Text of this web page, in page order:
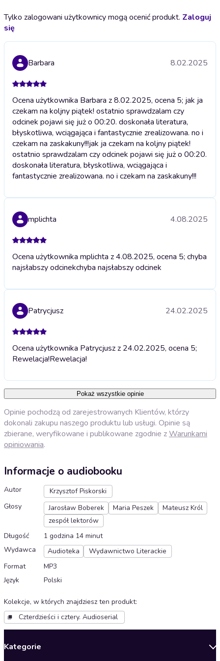
Tylko zalogowani użytkownicy mogą ocenić produkt. Zaloguj
się
Barbara 8.02.2025
Ocena użytkownika Barbara z 8.02.2025, ocena 5; jak ja
czekam na koljny piątek! ostatnio sprawdzalam czy
odcinek pojawi się już o 00:20. doskonała literatura,
błyskotliwa, wciągająca i fantastycznie zrealizowana. no i
czekam na zaskakuny!!!jak ja czekam na koljny piątek!
ostatnio sprawdzalam czy odcinek pojawi się już o 00:20.
doskonała literatura, błyskotliwa, wciągająca i
fantastycznie zrealizowana. no i czekam na zaskakuny!!!
mplichta 4.08.2025
Ocena użytkownika mplichta z 4.08.2025, ocena 5; chyba
najsłabszy odcinekchyba najsłabszy odcinek
Patrycjusz 24.02.2025
Ocena użytkownika Patrycjusz z 24.02.2025, ocena 5;
Rewelacja!Rewelacja!
Pokaż wszystkie opinie
Opinie pochodzą od zarejestrowanych Klientów, którzy
dokonali zakupu naszego produktu lub usługi. Opinie są
zbierane, weryfikowane i publikowane zgodnie zWarunkami
opiniowania.
Informacje o audiobooku
Autor
Krzysztof Piskorski
Głosy
Jarosław Boberek Maria Peszek
Mateusz Król
zespół lektorów
Długość
1 godzina 14 minut
Wydawca
Audioteka
Wydawnictwo Literackie
Format
MP3
Język
Polski
Kolekcje, w których znajdziesz ten produkt:
Czterdzieści i cztery. Audioserial
Kategorie